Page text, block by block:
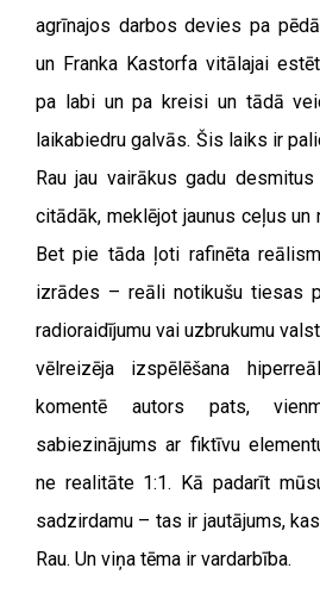
agrīnajos darbos devies pa
un Franka Kastorfa vitālajai
pa labi un pa kreisi un tādā
laikabiedru galvās. Šis laiks ir
Rau jau vairākus gadu
citādāk, meklējot jaunus ceļus un
Bet pie tāda ļoti rafinēta
izrādes – reāli notikušu tiesas
radioraidījumu vai uzbrukumu
vēlreizēja izspēlēšana
komentē autors pats,
sabiezinājums ar fiktīvu
ne realitāte 1:1. Kā padarīt
sadzirdamu – tas ir jautājums,
Rau. Un viņa tēma ir vardarbība.